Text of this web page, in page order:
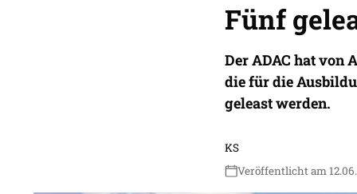
Fünf
Der ADAC hat von
die für die
geleast werden.
KS
Veröffentlicht am